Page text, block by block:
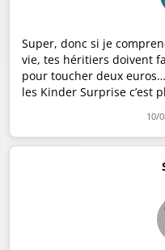
Super, donc si je
vie, tes héritiers doivent
pour toucher deux
les Kinder Surprise c’est
10/